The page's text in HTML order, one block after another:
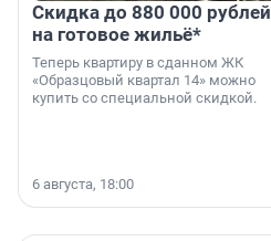
Скидка до 880 000 рублей
на готовое жильё*
Теперь квартиру в сданном ЖК
«Образцовый квартал 14» можно
купить со специальной скидкой.
6 августа, 18:00